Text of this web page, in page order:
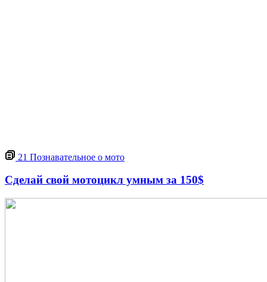
21 Познавательное о мото
Сделай свой мотоцикл умным за 150$